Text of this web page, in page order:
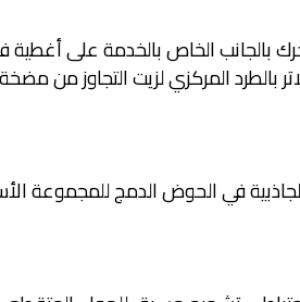
بالجانب الخاص بالخدمة على
بالطرد المركزي لزيت التجاوز من
في الحوض الدمج للمجموعة